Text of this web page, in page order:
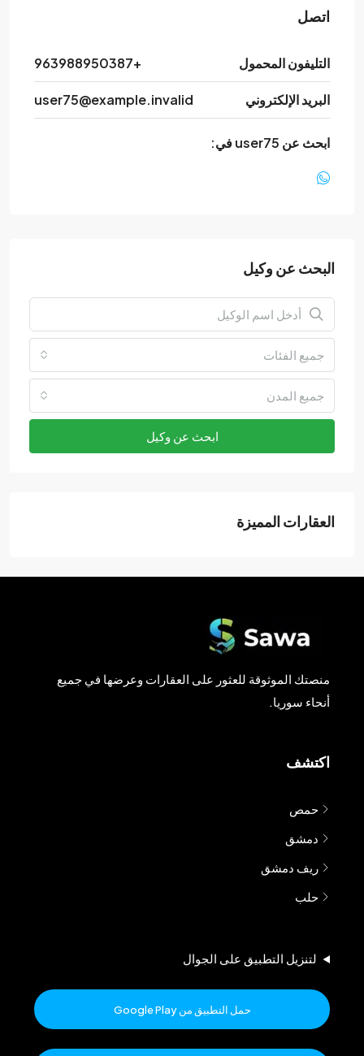
اتصل
التليفون المحمول +963988950387
البريد الإلكتروني user75@example.invalid
ابحث عن user75 في:
البحث عن وكيل
جميع الفئات
جميع المدن
ابحث عن وكيل
العقارات المميزة
منصتك الموثوقة للعثور على العقارات وعرضها في جميع
أنحاء سوريا.
اكتشف
حمص
دمشق
ريف دمشق
حلب
لتنزيل التطبيق على الجوال
حمل التطبيق من Google Play